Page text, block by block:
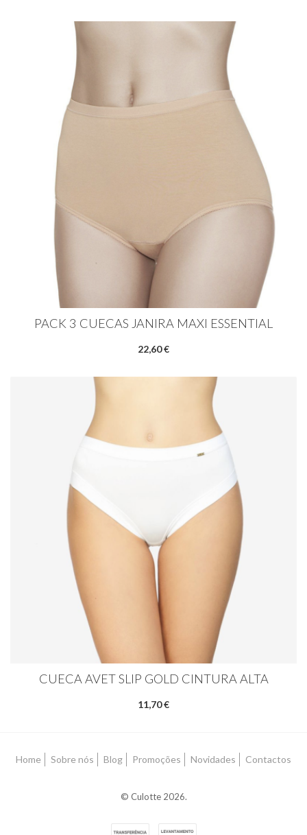
PACK 3 CUECAS JANIRA MAXI ESSENTIAL
22,60 €
CUECA AVET SLIP GOLD CINTURA ALTA
11,70 €
Home Sobre nós Blog Promoções Novidades Contactos
© Culotte 2026.